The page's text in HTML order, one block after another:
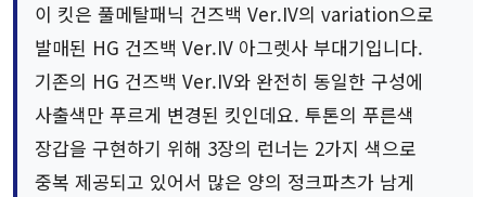
이 킷은 풀메탈패닉 건즈백 Ver.IV의 variation으로
발매된 HG 건즈백 Ver.IV 아그렛사 부대기입니다.
기존의 HG 건즈백 Ver.IV와 완전히 동일한 구성에
사출색만 푸르게 변경된 킷인데요. 투톤의 푸른색
장갑을 구현하기 위해 3장의 런너는 2가지 색으로
중복 제공되고 있어서 많은 양의 정크파츠가 남게